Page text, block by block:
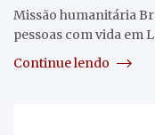
Missão humanitária
pessoas com vida em
Continue lendo